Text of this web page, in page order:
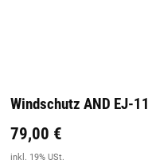
Windschutz AND EJ-11
Preis:19,44 €
79,00 €
inkl. 19% USt.